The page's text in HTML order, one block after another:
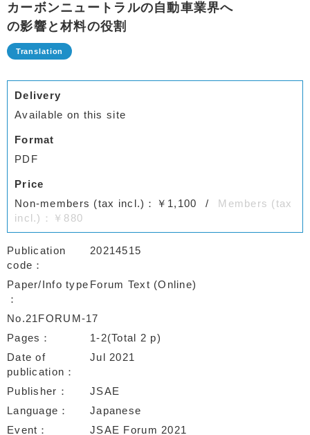
カーボンニュートラルの自動車業界へ
の影響と材料の役割
Delivery
Available on this site
Format
PDF
Price
Non-members (tax incl.)：￥1,100
Members (tax
incl.)：￥880
Publication
code
20214515
Paper/Info type Forum Text (Online)
No.21FORUM-17
Pages
1-2(Total 2 p)
Date of
publication
Jul 2021
Publisher
JSAE
Language
Japanese
Event
JSAE Forum 2021